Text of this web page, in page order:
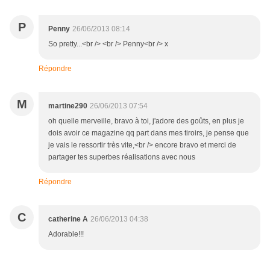
P Penny 26/06/2013 08:14
So pretty...<br /> <br /> Penny<br /> x
Répondre
M martine290 26/06/2013 07:54
oh quelle merveille, bravo à toi, j'adore des goûts, en plus je
dois avoir ce magazine qq part dans mes tiroirs, je pense que
je vais le ressortir très vite,<br /> encore bravo et merci de
partager tes superbes réalisations avec nous
Répondre
C catherine A 26/06/2013 04:38
Adorable!!!